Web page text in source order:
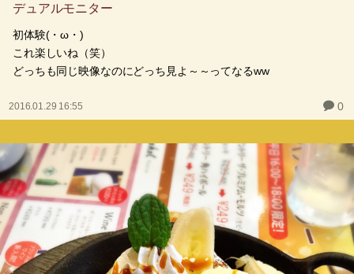
デュアルモニター
初体験(・ω・)
これ楽しいね（笑）
どっちも同じ映像なのにどっち見よ～～ってなるww
2016.01.29 16:55 0